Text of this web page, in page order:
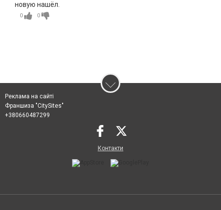
новую нашёл.
0 0
Реклама на сайті
Франшиза "CitySites"
+380660487299
Контакти